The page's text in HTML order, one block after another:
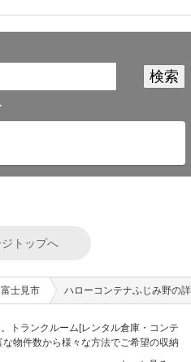
トップへ
富士見市 ハローコンテナふじみ野の
トランクルーム[レンタル倉庫・コンテ
物件数から様々な方法でご希望の収納
情報サイトです。ハローコンテナふじ